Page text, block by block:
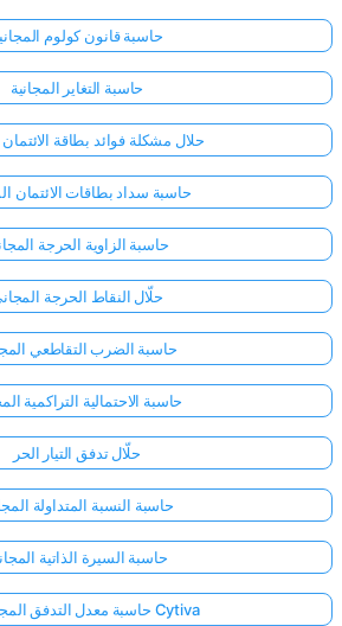
حاسبة قانون كولوم
حاسبة التغاير المجانية
حلال مشكلة فوائد بطاقة
حاسبة سداد بطاقات الائتمان
حاسبة الزاوية الحرجة
حلّال النقاط الحرجة
حاسبة الضرب التقاطعي
حاسبة الاحتمالية التراكمية
حلّال تدفق التيار الحر
حاسبة النسبة المتداولة
حاسبة السيرة الذاتية
حاسبة معدل التدفق المجانية من Cytiva